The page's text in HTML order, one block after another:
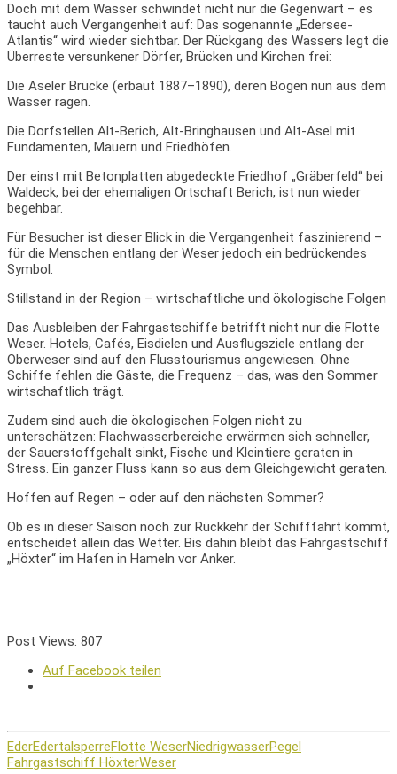
Doch mit dem Wasser schwindet nicht nur die Gegenwart – es
taucht auch Vergangenheit auf: Das sogenannte „Edersee-
Atlantis“ wird wieder sichtbar. Der Rückgang des Wassers legt die
Überreste versunkener Dörfer, Brücken und Kirchen frei:
Die Aseler Brücke (erbaut 1887–1890), deren Bögen nun aus dem
Wasser ragen.
Die Dorfstellen Alt-Berich, Alt-Bringhausen und Alt-Asel mit
Fundamenten, Mauern und Friedhöfen.
Der einst mit Betonplatten abgedeckte Friedhof „Gräberfeld“ bei
Waldeck, bei der ehemaligen Ortschaft Berich, ist nun wieder
begehbar.
Für Besucher ist dieser Blick in die Vergangenheit faszinierend –
für die Menschen entlang der Weser jedoch ein bedrückendes
Symbol.
Stillstand in der Region – wirtschaftliche und ökologische Folgen
Das Ausbleiben der Fahrgastschiffe betrifft nicht nur die Flotte
Weser. Hotels, Cafés, Eisdielen und Ausflugsziele entlang der
Oberweser sind auf den Flusstourismus angewiesen. Ohne
Schiffe fehlen die Gäste, die Frequenz – das, was den Sommer
wirtschaftlich trägt.
Zudem sind auch die ökologischen Folgen nicht zu
unterschätzen: Flachwasserbereiche erwärmen sich schneller,
der Sauerstoffgehalt sinkt, Fische und Kleintiere geraten in
Stress. Ein ganzer Fluss kann so aus dem Gleichgewicht geraten.
Hoffen auf Regen – oder auf den nächsten Sommer?
Ob es in dieser Saison noch zur Rückkehr der Schifffahrt kommt,
entscheidet allein das Wetter. Bis dahin bleibt das Fahrgastschiff
„Höxter“ im Hafen in Hameln vor Anker.
Post Views: 807
Auf Facebook teilen
EderEdertalsperreFlotte WeserNiedrigwasserPegel
Fahrgastschiff HöxterWeser